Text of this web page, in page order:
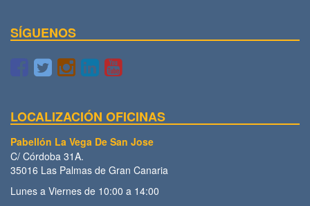
SÍGUENOS
LOCALIZACIÓN OFICINAS
Pabellón La Vega De San Jose
C/ Córdoba 31A.
35016 Las Palmas de Gran Canaria
Lunes a Viernes de 10:00 a 14:00